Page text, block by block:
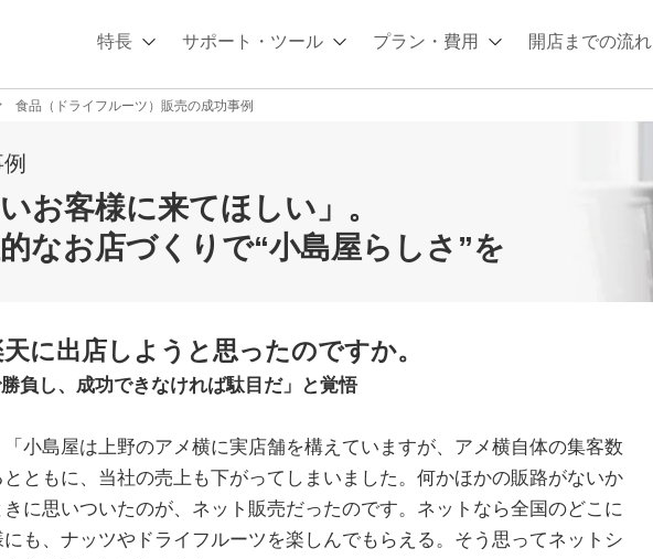
特長 サポート・ツール プラン・費用 開店までの流れ
食品（ドライフルーツ）販売の成功事例
いお客様に来てほしい」。
なお店づくりで“小島屋らしさ”を
に出店しようと思ったのですか。
勝負し、成功できなければ駄目だ」と覚悟
小島屋は上野のアメ横に実店舗を構えていますが、アメ横自体の集客数
ともに、当社の売上も下がってしまいました。何かほかの販路がないか
きに思いついたのが、ネット販売だったのです。ネットなら全国のどこに
も、ナッツやドライフルーツを楽しんでもらえる。そう思ってネットシ